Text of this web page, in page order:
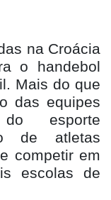
na Croácia
o handebol
Mais do que
das equipes
esporte
de atletas
competir em
escolas de